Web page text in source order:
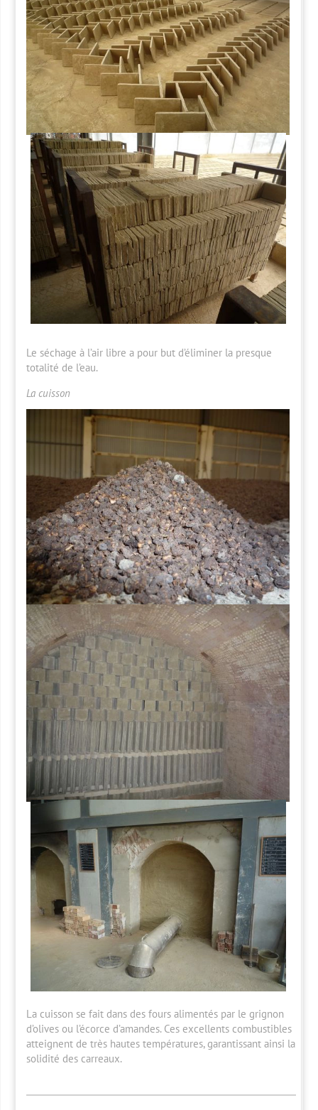
Le séchage à l’air libre a pour but d’éliminer la presque
totalité de l’eau.
La cuisson
La cuisson se fait dans des fours alimentés par le grignon
d’olives ou l’écorce d’amandes. Ces excellents combustibles
atteignent de très hautes températures, garantissant ainsi la
solidité des carreaux.